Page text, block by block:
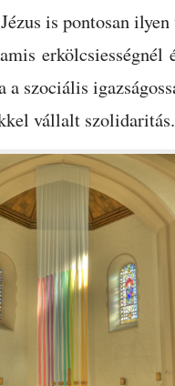
is pontosan
erkölcsiességnél
szociális
vállalt szolidaritás.